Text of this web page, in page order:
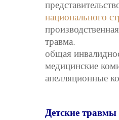
национального
производственная
травма.
общая
медицинские
апелляционные
Детские травмы